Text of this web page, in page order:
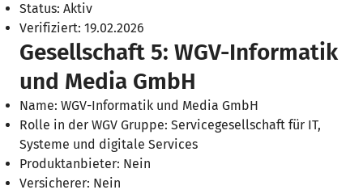
Status: Aktiv
Verifiziert: 19.02.2026
Gesellschaft 5: WGV-Informatik
und Media GmbH
Name: WGV-Informatik und Media GmbH
Rolle in der WGV Gruppe: Servicegesellschaft für IT,
Systeme und digitale Services
Produktanbieter: Nein
Versicherer: Nein